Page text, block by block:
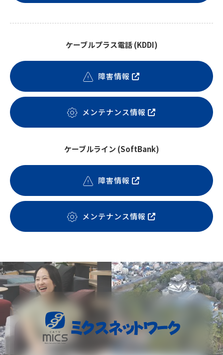
ケーブルプラス電話 (KDDI)
障害情報
メンテナンス情報
ケーブルライン (SoftBank)
障害情報
メンテナンス情報